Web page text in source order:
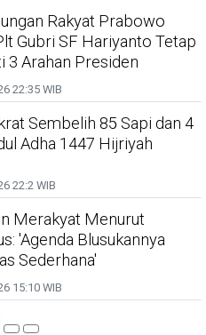
Rakyat Prabowo
Gubri SF Hariyanto Tetap
3 Arahan Presiden
22:35 WIB
Sembelih 85 Sapi dan 4
Adha 1447 Hijriyah
22:2 WIB
Merakyat Menurut
'Agenda Blusukannya
Sederhana'
15:10 WIB